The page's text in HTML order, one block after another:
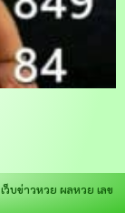
เว็บข่าวหวย ผลหวย เลข